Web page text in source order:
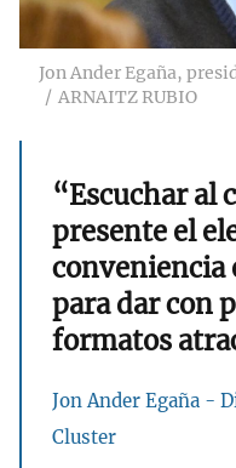
Jon Ander Egaña,
ARNAITZ RUBIO
“Escuchar al
presente el
conveniencia
para dar con
formatos
Jon Ander Egaña -
Cluster